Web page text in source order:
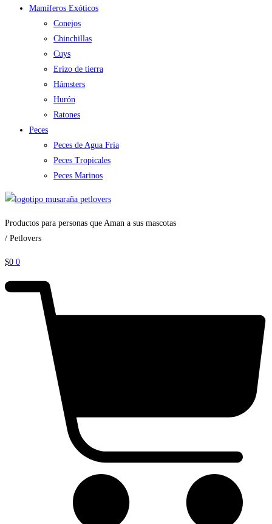
Mamíferos Exóticos
Conejos
Chinchillas
Cuys
Erizo de tierra
Hámsters
Hurón
Ratones
Peces
Peces de Agua Fría
Peces Tropicales
Peces Marinos
Productos para personas que Aman a sus mascotas
/ Petlovers
$0 0